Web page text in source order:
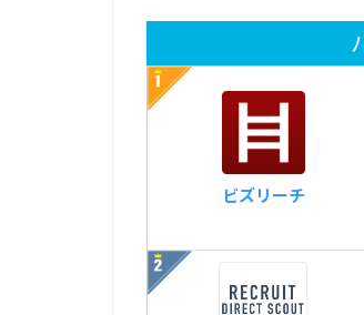
ビズリーチ